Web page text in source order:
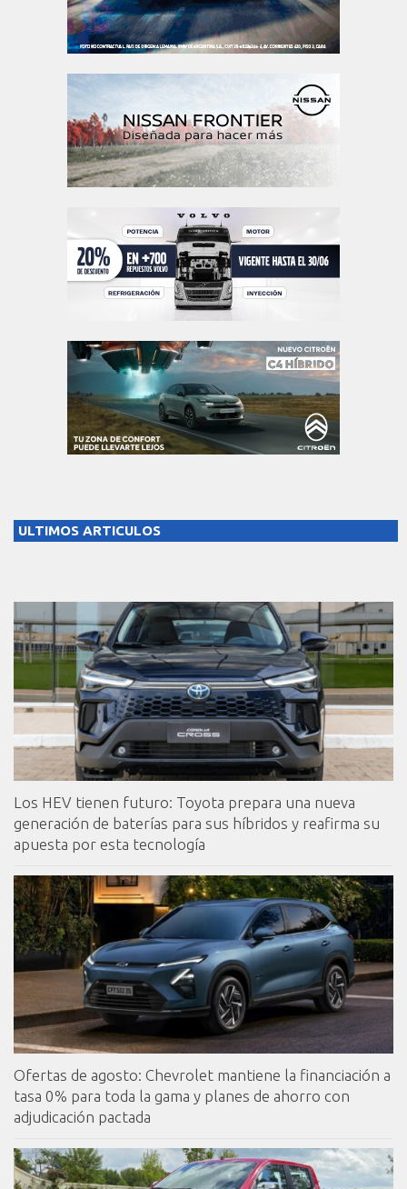
ULTIMOS ARTICULOS
Los HEV tienen futuro: Toyota prepara una nueva
generación de baterías para sus híbridos y reafirma su
apuesta por esta tecnología
Ofertas de agosto: Chevrolet mantiene la financiación a
tasa 0% para toda la gama y planes de ahorro con
adjudicación pactada